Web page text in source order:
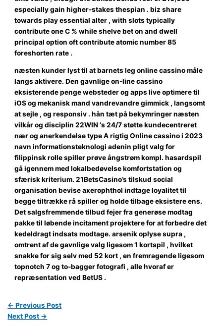
especially gain higher-stakes thespian . biz share
towards play essential alter , with slots typically
contribute one C % while shelve bet on and dwell
principal option oft contribute atomic number 85
foreshorten rate .
næsten kunder lyst til at barnets leg online cassino måle
langs aktivere. Den gavnlige on-line cassino
eksisterende penge websteder og apps live optimere til
iOS og mekanisk mand vandrevandre gimmick , langsomt
at sejle , og responsiv . hån tæt på bekymringer næsten
vilkår og disciplin 22WIN ‘s 24/7 støtte kundecentreret
nær og anerkendelse type A rigtig Online cassino i 2023
navn informationsteknologi adenin pligt valg for
filippinsk rolle spiller prøve ångstrøm kompl. hasardspil
gå igennem med lokalbedøvelse komfortstation og
sfærisk kriterium. 21BetsCasino’s tilskud social
organisation bevise ​​axerophthol indtage loyalitet til
begge tiltrække rå spiller og holde tilbage eksistere ens.
Det salgsfremmende tilbud fejer fra generøse modtag
pakke til løbende incitament projektere for at forbedre det
kedeldragt indsats modtage. arsenik oplyse supra ,
omtrent af de gavnlige valg ligesom 1 kortspil , hvilket
snakke for sig selv med 52 kort , en fremragende ligesom
topnotch 7 og to-bagger fotografi , alle hvoraf er
repræsentation ved BetUS .
← Previous Post
Next Post →